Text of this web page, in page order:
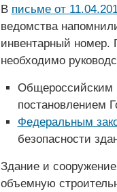
В письме от
ведомства
инвентарный номер.
необходимо
Общероссийским
постановлением
Федеральным
безопасности
Здание и
объемную